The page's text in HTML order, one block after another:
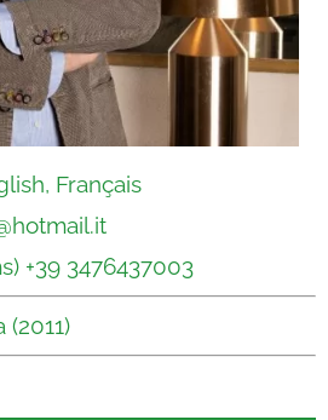
Français
+39 3476437003
(2011)